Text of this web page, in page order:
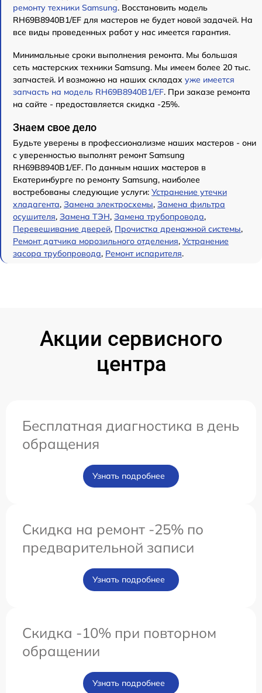
ремонту техники Samsung. Восстановить модель
RH69B8940B1/EF для мастеров не будет новой задачей. На
все виды проведенных работ у нас имеется гарантия.
Минимальные сроки выполнения ремонта. Мы большая
сеть мастерских техники Samsung. Мы имеем более 20 тыс.
запчастей. И возможно на наших складах уже имеется
запчасть на модель RH69B8940B1/EF. При заказе ремонта
на сайте - предоставляется скидка -25%.
Знаем свое дело
Будьте уверены в профессионализме наших мастеров - они
с уверенностью выполнят ремонт Samsung
RH69B8940B1/EF. По данным наших мастеров в
Екатеринбурге по ремонту Samsung, наиболее
востребованы следующие услуги: Устранение утечки
хладагента, Замена электросхемы, Замена фильтра
осушителя, Замена ТЭН, Замена трубопровода,
Перевешивание дверей, Прочистка дренажной системы,
Ремонт датчика морозильного отделения, Устранение
засора трубопровода, Ремонт испарителя.
Акции сервисного
центра
Бесплатная диагностика в день
обращения
Узнать подробнее
Скидка на ремонт -25% по
предварительной записи
Узнать подробнее
Скидка -10% при повторном
обращении
Узнать подробнее